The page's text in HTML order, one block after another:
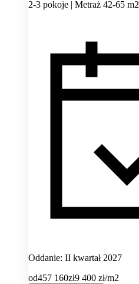
2-3 pokoje | Metraż 42-65 m2
Oddanie: II kwartał 2027
od457 160zł9 400 zł/m2